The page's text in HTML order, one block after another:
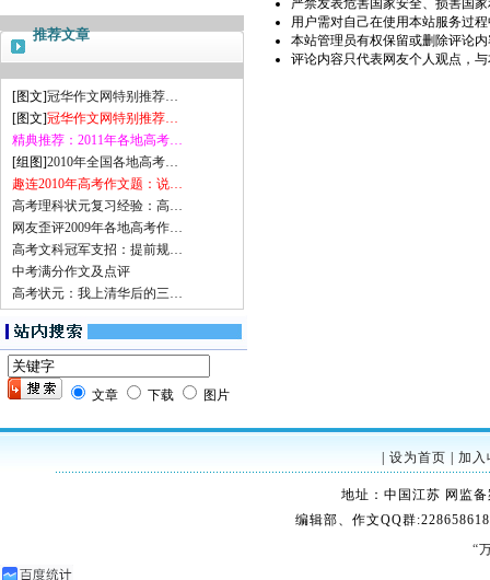
推荐文章
[图文]冠华作文网特别推荐…
[图文]冠华作文网特别推荐…
精典推荐：2011年各地高考…
[组图]2010年全国各地高考…
趣连2010年高考作文题：说…
高考理科状元复习经验：高…
网友歪评2009年各地高考作…
高考文科冠军支招：提前规…
中考满分作文及点评
高考状元：我上清华后的三…
文章 下载 图片
严禁发表危害国家安全、损害国
用户需对自己在使用本站服务过
本站管理员有权保留或删除评论
评论内容只代表网友个人观点，
设为首页 加入
地址：中国江苏 网监
编辑部、作文QQ群
“